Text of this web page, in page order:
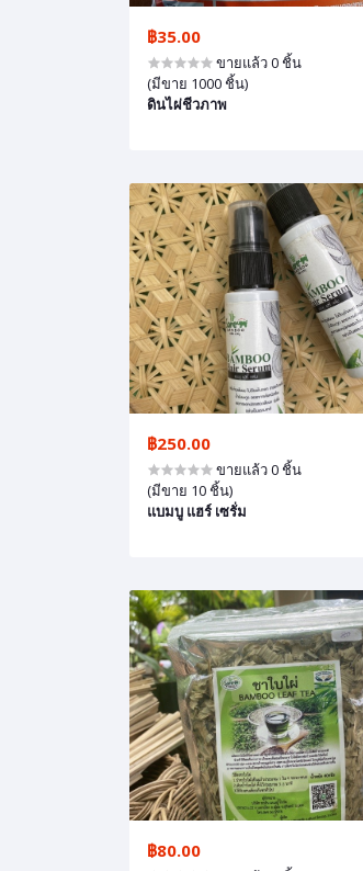
฿35.00
ขายแล้ว 0 ชิ้น
(มีขาย 1000 ชิ้น)
ดินไผ่ชีวภาพ
฿250.00
ขายแล้ว 0 ชิ้น
(มีขาย 10 ชิ้น)
แบมบู แฮร์ เซรั่ม
฿80.00